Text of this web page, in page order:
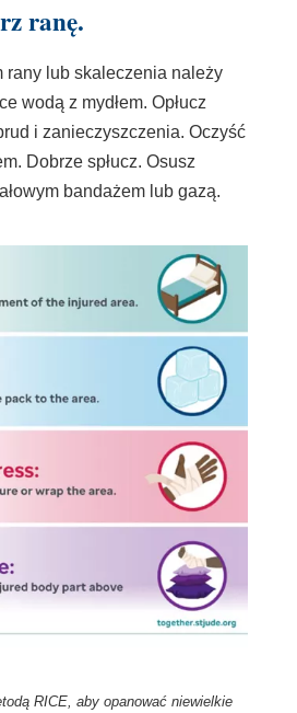
ranę.
rany lub skaleczenia należy
wodą z mydłem. Opłucz
i zanieczyszczenia. Oczyść
Dobrze spłucz. Osusz
bandażem lub gazą.
RICE, aby opanować niewielkie